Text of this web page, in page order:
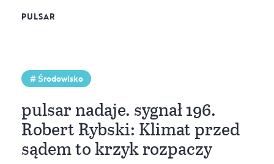
PULSAR
Środowisko
pulsar nadaje. sygnał 196.
Robert Rybski: Klimat przed
sądem to krzyk rozpaczy